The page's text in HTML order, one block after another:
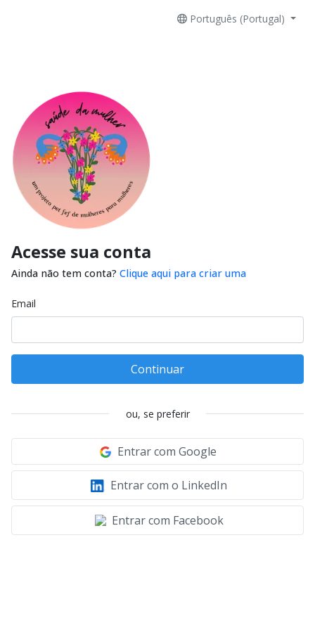
Português (Portugal)
Acesse sua conta
Ainda não tem conta? Clique aqui para criar uma
Email
Continuar
ou, se preferir
Entrar com Google
Entrar com o LinkedIn
Entrar com Facebook